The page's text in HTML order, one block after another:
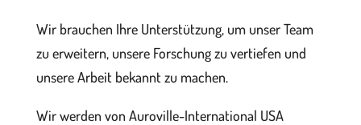
Wir brauchen Ihre Unterstützung, um unser Team
zu erweitern, unsere Forschung zu vertiefen und
unsere Arbeit bekannt zu machen.
Wir werden von Auroville-International USA